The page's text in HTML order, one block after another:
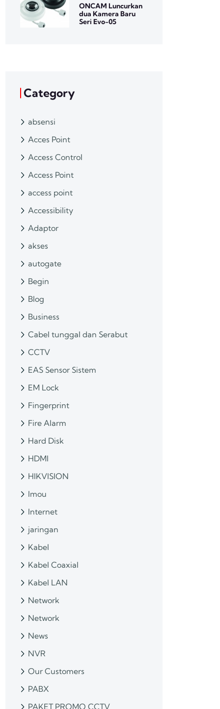
ONCAM Luncurkan
dua Kamera Baru
Seri Evo-05
Category
absensi
Acces Point
Access Control
Access Point
access point
Accessibility
Adaptor
akses
autogate
Begin
Blog
Business
Cabel tunggal dan Serabut
CCTV
EAS Sensor Sistem
EM Lock
Fingerprint
Fire Alarm
Hard Disk
HDMI
HIKVISION
Imou
Internet
jaringan
Kabel
Kabel Coaxial
Kabel LAN
Network
Network
News
NVR
Our Customers
PABX
PAKET PROMO CCTV